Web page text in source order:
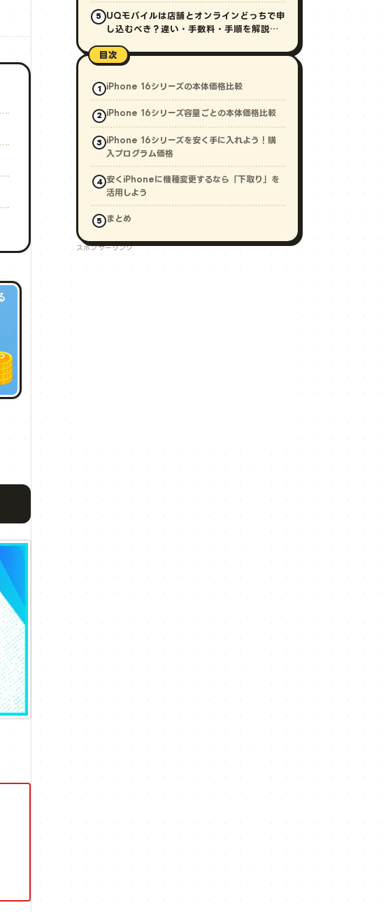
5
UQモバイルは店舗とオンラインどっちで申
し込むべき？違い・手数料・手順を解説
目次
iPhone 16シリーズの本体価格比較
iPhone 16シリーズ容量ごとの本体価格比較
iPhone 16シリーズを安く手に入れよう！購
入プログラム価格
安くiPhoneに機種変更するなら「下取り」を
活用しよう
まとめ
スポンサーリンク